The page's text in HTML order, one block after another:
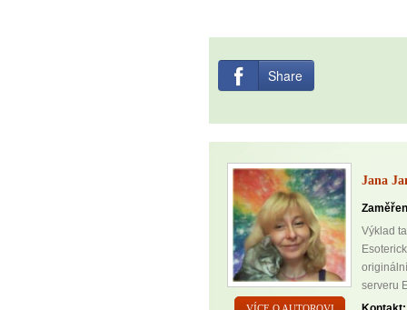
Share
Jana
Výklad
serveru